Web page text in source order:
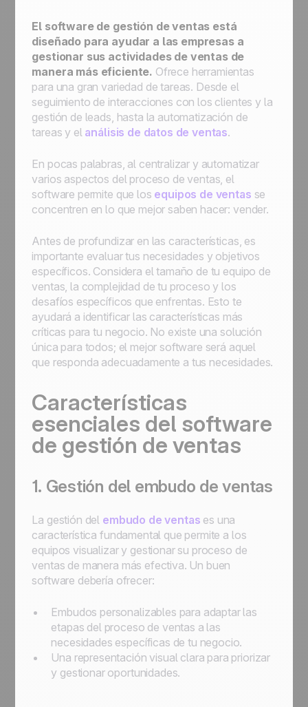
El software de gestión de ventas está
diseñado para ayudar a las empresas a
gestionar sus actividades de ventas de
manera más eficiente. Ofrece herramientas
para una gran variedad de tareas. Desde el
seguimiento de interacciones con los clientes y la
gestión de leads, hasta la automatización de
tareas y el análisis de datos de ventas.
En pocas palabras, al centralizar y automatizar
varios aspectos del proceso de ventas, el
software permite que los equipos de ventas se
concentren en lo que mejor saben hacer: vender.
Antes de profundizar en las características, es
importante evaluar tus necesidades y objetivos
específicos. Considera el tamaño de tu equipo de
ventas, la complejidad de tu proceso y los
desafíos específicos que enfrentas. Esto te
ayudará a identificar las características más
críticas para tu negocio. No existe una solución
única para todos; el mejor software será aquel
que responda adecuadamente a tus necesidades.
Características
esenciales del software
de gestión de ventas
1. Gestión del embudo de ventas
La gestión del embudo de ventas es una
característica fundamental que permite a los
equipos visualizar y gestionar su proceso de
ventas de manera más efectiva. Un buen
software debería ofrecer:
Embudos personalizables para adaptar las
etapas del proceso de ventas a las
necesidades específicas de tu negocio.
Una representación visual clara para priorizar
y gestionar oportunidades.